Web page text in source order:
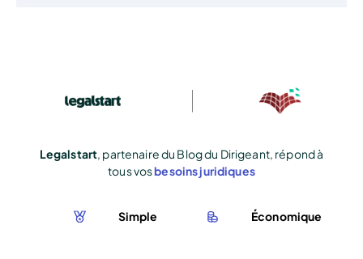
Legalstart, partenaire du Blog du Dirigeant, répond à
tous vosbesoins juridiques
Simple Économique